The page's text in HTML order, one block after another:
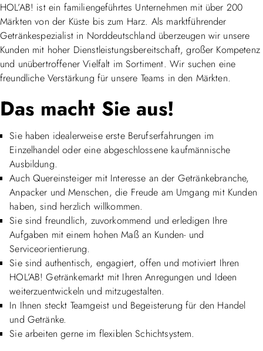
HOL’AB! ist ein familiengeführtes Unternehmen mit über 200
Märkten von der Küste bis zum Harz. Als marktführender
Getränkespezialist in Norddeutschland überzeugen wir unsere
Kunden mit hoher Dienstleistungsbereitschaft, großer Kompetenz
und unübertroffener Vielfalt im Sortiment. Wir suchen eine
freundliche Verstärkung für unsere Teams in den Märkten.
Das macht Sie aus!
Sie haben idealerweise erste Berufserfahrungen im
Einzelhandel oder eine abgeschlossene kaufmännische
Ausbildung.
Auch Quereinsteiger mit Interesse an der Getränkebranche,
Anpacker und Menschen, die Freude am Umgang mit Kunden
haben, sind herzlich willkommen.
Sie sind freundlich, zuvorkommend und erledigen Ihre
Aufgaben mit einem hohen Maß an Kunden- und
Serviceorientierung.
Sie sind authentisch, engagiert, offen und motiviert Ihren
HOL’AB! Getränkemarkt mit Ihren Anregungen und Ideen
weiterzuentwickeln und mitzugestalten.
In Ihnen steckt Teamgeist und Begeisterung für den Handel
und Getränke.
Sie arbeiten gerne im flexiblen Schichtsystem.